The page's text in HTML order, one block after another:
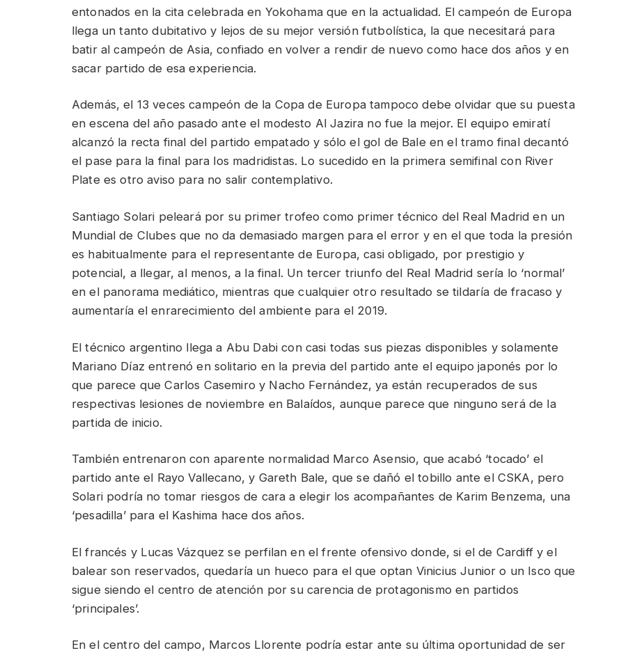
entonados en la cita celebrada en Yokohama que en la actualidad. El campeón de Europa
llega un tanto dubitativo y lejos de su mejor versión futbolística, la que necesitará para
batir al campeón de Asia, confiado en volver a rendir de nuevo como hace dos años y en
sacar partido de esa experiencia.
Además, el 13 veces campeón de la Copa de Europa tampoco debe olvidar que su puesta
en escena del año pasado ante el modesto Al Jazira no fue la mejor. El equipo emiratí
alcanzó la recta final del partido empatado y sólo el gol de Bale en el tramo final decantó
el pase para la final para los madridistas. Lo sucedido en la primera semifinal con River
Plate es otro aviso para no salir contemplativo.
Santiago Solari peleará por su primer trofeo como primer técnico del Real Madrid en un
Mundial de Clubes que no da demasiado margen para el error y en el que toda la presión
es habitualmente para el representante de Europa, casi obligado, por prestigio y
potencial, a llegar, al menos, a la final. Un tercer triunfo del Real Madrid sería lo ‘normal’
en el panorama mediático, mientras que cualquier otro resultado se tildaría de fracaso y
aumentaría el enrarecimiento del ambiente para el 2019.
El técnico argentino llega a Abu Dabi con casi todas sus piezas disponibles y solamente
Mariano Díaz entrenó en solitario en la previa del partido ante el equipo japonés por lo
que parece que Carlos Casemiro y Nacho Fernández, ya están recuperados de sus
respectivas lesiones de noviembre en Balaídos, aunque parece que ninguno será de la
partida de inicio.
También entrenaron con aparente normalidad Marco Asensio, que acabó ‘tocado’ el
partido ante el Rayo Vallecano, y Gareth Bale, que se dañó el tobillo ante el CSKA, pero
Solari podría no tomar riesgos de cara a elegir los acompañantes de Karim Benzema, una
‘pesadilla’ para el Kashima hace dos años.
El francés y Lucas Vázquez se perfilan en el frente ofensivo donde, si el de Cardiff y el
balear son reservados, quedaría un hueco para el que optan Vinicius Junior o un Isco que
sigue siendo el centro de atención por su carencia de protagonismo en partidos
‘principales’.
En el centro del campo, Marcos Llorente podría estar ante su última oportunidad de ser